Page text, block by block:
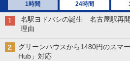
1時間 24時間
名駅ヨドバシの誕生 名古屋駅再
理由
グリーンハウスから1480円のスマ
Hub」対応